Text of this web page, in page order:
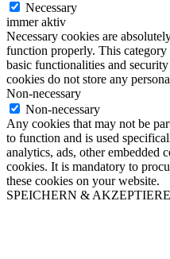
Necessary
immer aktiv
Necessary cookies are
function properly. This
basic functionalities and
cookies do not store any
Non-necessary
Non-necessary
Any cookies that may not be
to function and is used
analytics, ads, other embedded
cookies. It is mandatory to
these cookies on your website.
SPEICHERN &